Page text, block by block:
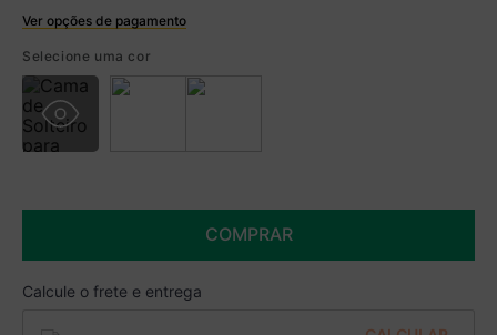
Ver opções de pagamento
R$ 379,99 à vista no Boleto
(5% de desconto)
Você economiza
Selecione uma cor
COMPRAR